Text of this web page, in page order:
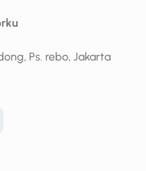
Ps. rebo, Jakarta